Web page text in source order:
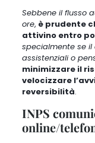
Sebbene il flusso
ore, è prudente
attivino entro
specialmente se
assistenziali o
minimizzare il
velocizzare
reversibilità.
INPS
online/